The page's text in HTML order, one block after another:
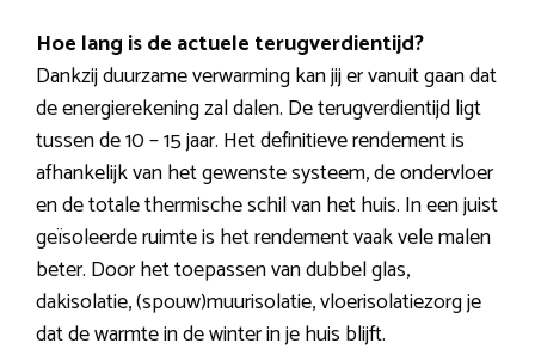
Hoe lang is de actuele terugverdientijd?
Dankzij duurzame verwarming kan jij er vanuit gaan dat
de energierekening zal dalen. De terugverdientijd ligt
tussen de 10 – 15 jaar. Het definitieve rendement is
afhankelijk van het gewenste systeem, de ondervloer
en de totale thermische schil van het huis. In een juist
geïsoleerde ruimte is het rendement vaak vele malen
beter. Door het toepassen van dubbel glas,
dakisolatie, (spouw)muurisolatie, vloerisolatiezorg je
dat de warmte in de winter in je huis blijft.